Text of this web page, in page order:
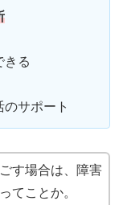
きる
サポート
す場合は、障害
てことか。